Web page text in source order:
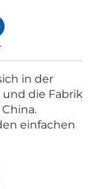
in der
und die Fabrik
einfachen